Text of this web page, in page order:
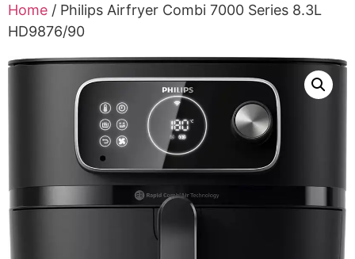
Home / Philips Airfryer Combi 7000 Series 8.3L
HD9876/90